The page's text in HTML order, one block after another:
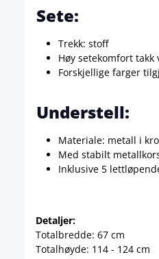
Sete:
Trekk: stoff
Høy setekomfort
Forskjellige farger
Understell:
Materiale: metall i
Med stabilt
Inklusive 5
Detaljer:
Totalbredde: 67 cm
Totalhøyde: 114 - 124 cm